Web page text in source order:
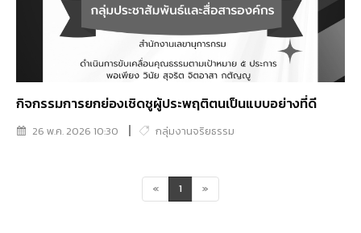
กิจกรรมการยกย่องเชิดชูผู้ประพฤติตนเป็นแบบอย่างที่ดี
26 พ.ค. 2026 10:30 กลุ่มงานจริยธรรม
« 1 »